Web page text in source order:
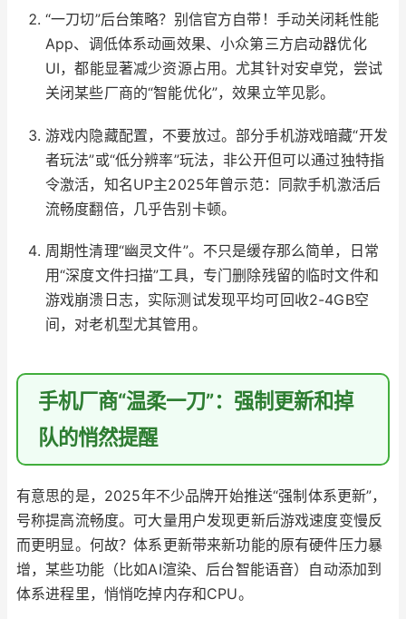
“一刀切”后台策略？别信官方自带！手动关闭耗性能
App、调低体系动画效果、小众第三方启动器优化
UI，都能显著减少资源占用。尤其针对安卓党，尝试
关闭某些厂商的“智能优化”，效果立竿见影。
游戏内隐藏配置，不要放过。部分手机游戏暗藏“开发
者玩法”或“低分辨率”玩法，非公开但可以通过独特指
令激活，知名UP主2025年曾示范：同款手机激活后
流畅度翻倍，几乎告别卡顿。
周期性清理“幽灵文件”。不只是缓存那么简单，日常
用“深度文件扫描”工具，专门删除残留的临时文件和
游戏崩溃日志，实际测试发现平均可回收2-4GB空
间，对老机型尤其管用。
手机厂商“温柔一刀”：强制更新和掉
队的悄然提醒
有意思的是，2025年不少品牌开始推送“强制体系更新”，
号称提高流畅度。可大量用户发现更新后游戏速度变慢反
而更明显。何故？体系更新带来新功能的原有硬件压力暴
增，某些功能（比如AI渲染、后台智能语音）自动添加到
体系进程里，悄悄吃掉内存和CPU。